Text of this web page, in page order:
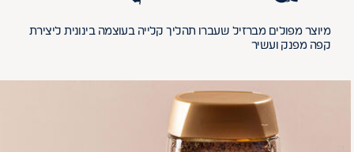
מיוצר מפולים מברזיל שעברו תהליך קלייה בעוצמה בינונית ליצירת
קפה מפנק ועשיר